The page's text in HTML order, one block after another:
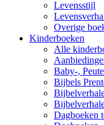
Levensstijl
Overige
Kinderboeken
Alle
Baby-,
Bijbels
Dagboeken